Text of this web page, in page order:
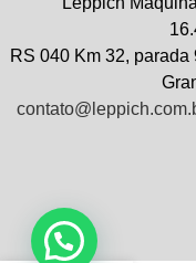
RS 040 Km 32,